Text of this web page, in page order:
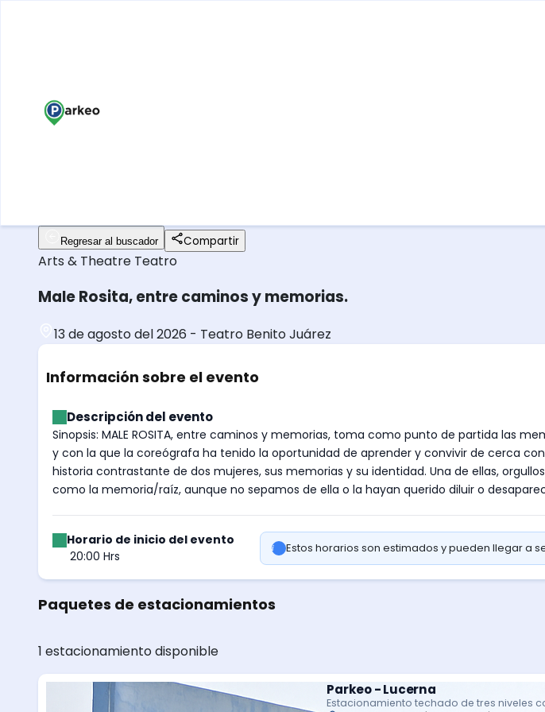
Regresar al buscador Compartir
Arts & Theatre Teatro
Male Rosita, entre caminos y memorias.
13 de agosto del 2026 - Teatro Benito Juárez
Información sobre el evento
Descripción del evento
Sinopsis: MALE ROSITA, entre caminos y memorias, toma como punto de partida las
y con la que la coreógrafa ha tenido la oportunidad de aprender y convivir de cerca
historia contrastante de dos mujeres, sus memorias y su identidad. Una de ellas,
como la memoria/raíz, aunque no sepamos de ella o la hayan querido diluir o
Horario de inicio del evento
20:00 Hrs
Estos horarios son estimados y pueden llegar a
Paquetes de estacionamientos
1 estacionamiento disponible
Parkeo - Lucerna
Estacionamiento techado de tres niveles